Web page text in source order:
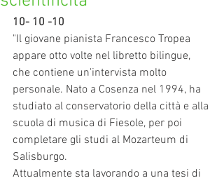
10- 10 -10
"Il giovane pianista Francesco Tropea
appare otto volte nel libretto bilingue,
che contiene un'intervista molto
personale. Nato a Cosenza nel 1994, ha
studiato al conservatorio della città e alla
scuola di musica di Fiesole, per poi
completare gli studi al Mozarteum di
Salisburgo.
Attualmente sta lavorando a una tesi di